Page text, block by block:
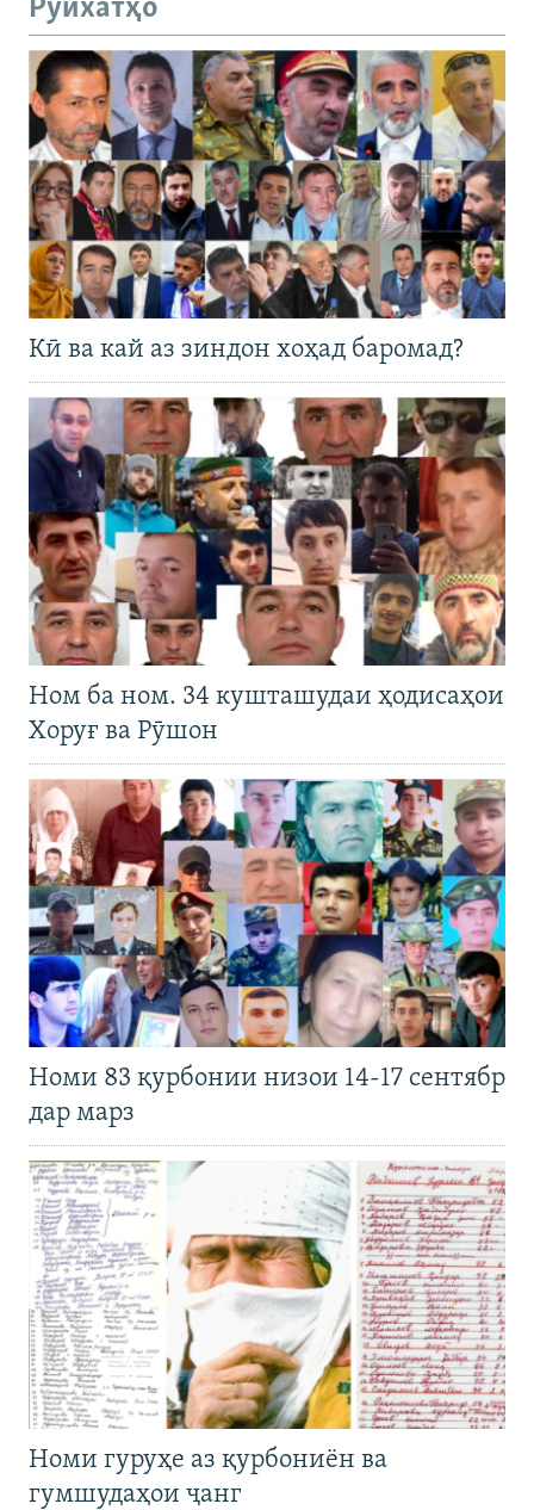
Рӯйхатҳо
Кӣ ва кай аз зиндон хоҳад баромад?
Ном ба ном. 34 кушташудаи ҳодисаҳои
Хоруғ ва Рӯшон
Номи 83 қурбонии низои 14-17 сентябр
дар марз
Номи гуруҳе аз қурбониён ва
гумшудаҳои ҷанг